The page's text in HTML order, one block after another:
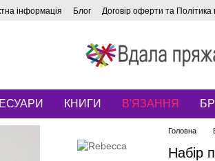
інформація Блог Договір оферти та Політика
КНИГИ В'ЯЗАННЯ
Головна
Набір